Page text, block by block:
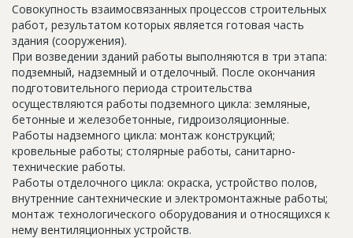
Совокупность взаимосвязанных процессов строительных
работ, результатом которых является готовая часть
здания (сооружения).
При возведении зданий работы выполняются в три этапа:
подземный, надземный и отделочный. После окончания
подготовительного периода строительства
осуществляются работы подземного цикла: земляные,
бетонные и железобетонные, гидроизоляционные.
Работы надземного цикла: монтаж конструкций;
кровельные работы; столярные работы, санитарно-
технические работы.
Работы отделочного цикла: окраска, устройство полов,
внутренние сантехнические и электромонтажные работы;
монтаж технологического оборудования и относящихся к
нему вентиляционных устройств.